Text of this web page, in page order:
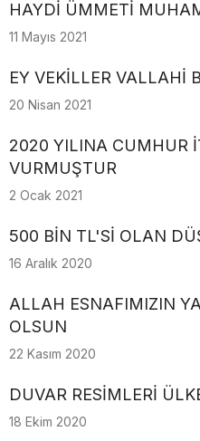
HAYDİ ÜMMETİ
11 Mayıs 2021
EY VEKİLLER VALLAHİ
20 Nisan 2021
2020 YILINA CUMHUR
VURMUŞTUR
2 Ocak 2021
500 BİN TL'Sİ OLAN
16 Aralık 2020
ALLAH ESNAFIMIZIN
OLSUN
22 Kasım 2020
DUVAR RESİMLERİ
18 Ekim 2020